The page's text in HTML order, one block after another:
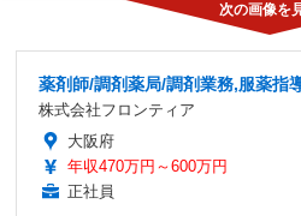
薬剤師/調剤薬局/調剤業務,服薬指
株式会社フロンティア
大阪府
年収470万円～600万円
正社員